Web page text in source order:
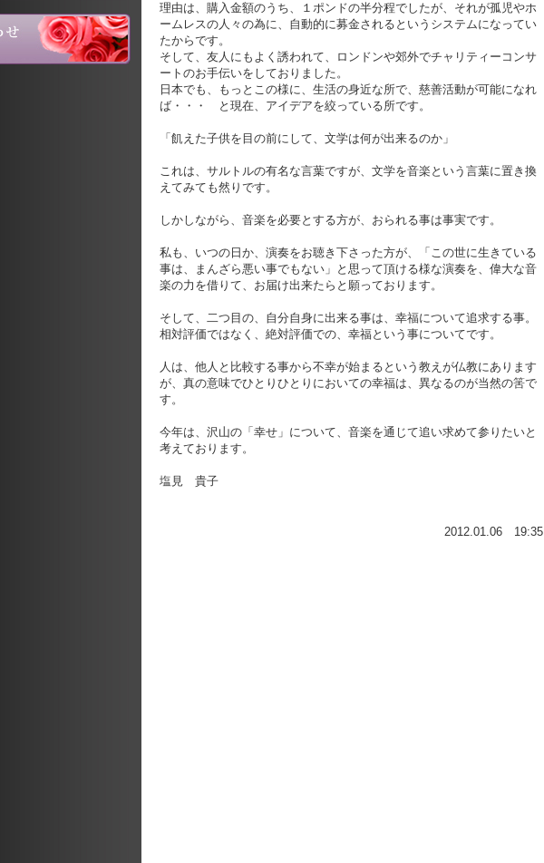
理由は、購入金額のうち、１ポンドの半分程でしたが、それが孤児やホ
ームレスの人々の為に、自動的に募金されるというシステムになってい
たからです。
そして、友人にもよく誘われて、ロンドンや郊外でチャリティーコンサ
ートのお手伝いをしておりました。
日本でも、もっとこの様に、生活の身近な所で、慈善活動が可能になれ
ば・・・ と現在、アイデアを絞っている所です。
「飢えた子供を目の前にして、文学は何が出来るのか」
これは、サルトルの有名な言葉ですが、文学を音楽という言葉に置き換
えてみても然りです。
しかしながら、音楽を必要とする方が、おられる事は事実です。
私も、いつの日か、演奏をお聴き下さった方が、「この世に生きている
事は、まんざら悪い事でもない」と思って頂ける様な演奏を、偉大な音
楽の力を借りて、お届け出来たらと願っております。
そして、二つ目の、自分自身に出来る事は、幸福について追求する事。
相対評価ではなく、絶対評価での、幸福という事についてです。
人は、他人と比較する事から不幸が始まるという教えが仏教にあります
が、真の意味でひとりひとりにおいての幸福は、異なるのが当然の筈で
す。
今年は、沢山の「幸せ」について、音楽を通じて追い求めて参りたいと
考えております。
塩見 貴子
2012.01.06 19:35